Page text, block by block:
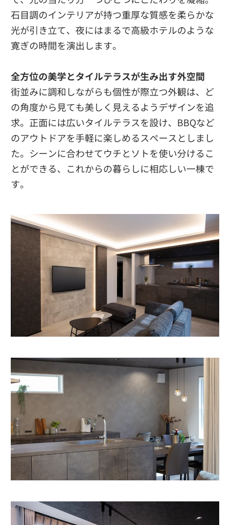
石目調のインテリアが持つ重厚な質感を柔らかな
光が引き立て、夜にはまるで高級ホテルのような
寛ぎの時間を演出します。
全方位の美学とタイルテラスが生み出す外空間
街並みに調和しながらも個性が際立つ外観は、ど
の角度から見ても美しく見えるようデザインを追
求。正面には広いタイルテラスを設け、BBQなど
のアウトドアを手軽に楽しめるスペースとしまし
た。シーンに合わせてウチとソトを使い分けるこ
とができる、これからの暮らしに相応しい一棟で
す。